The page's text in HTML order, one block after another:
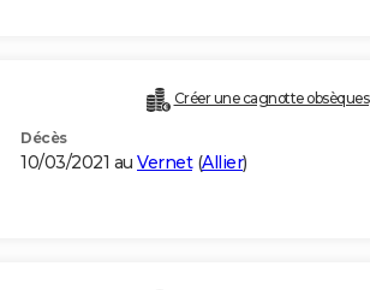
Créer une cagnotte obsèques
Décès
10/03/2021 au Vernet(Allier)